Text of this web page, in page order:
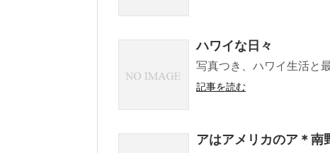
ハワイな日々
写真つき、ハワイ生活と
記事を読む
アはアメリカのア＊南